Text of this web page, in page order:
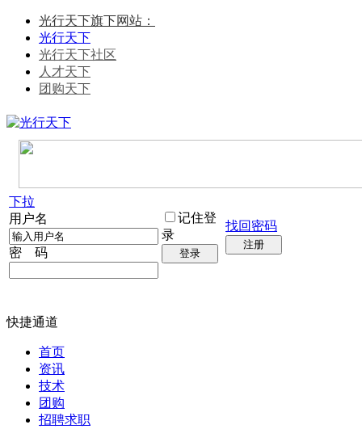
光行天下旗下网站：
光行天下
光行天下社区
人才天下
团购天下
下拉
用户名
密 码
记住登
录
登录
找回密码
注册
快捷通道
首页
资讯
技术
团购
招聘求职